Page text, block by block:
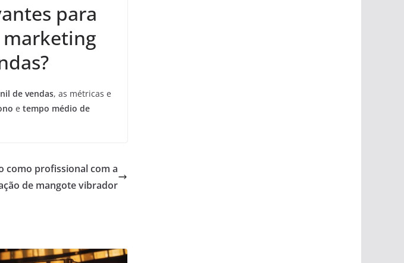
para
marketing
de vendas, as métricas e
e tempo médio de
como profissional com a
de mangote vibrador